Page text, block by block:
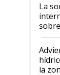
La
la